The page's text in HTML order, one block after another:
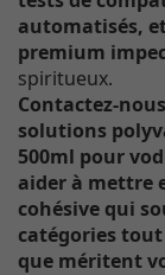
automatisés,
premium
spiritueux.
Contactez-
solutions
500ml pour
aider à mettre
cohésive qui
catégories
que méritent